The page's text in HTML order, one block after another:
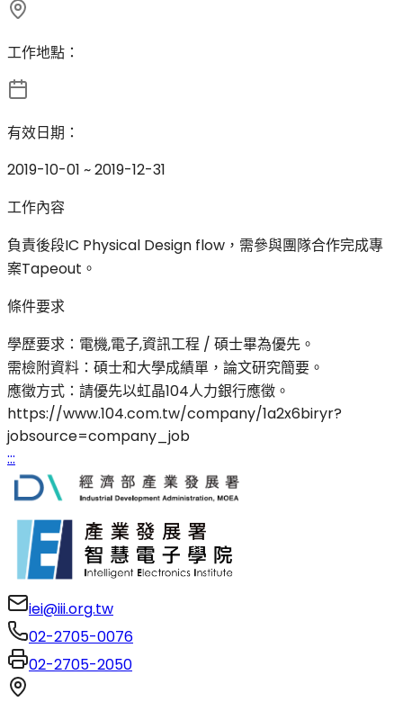
工作地點：
有效日期：
2019-10-01 ~ 2019-12-31
工作內容
負責後段IC Physical Design flow，需參與團隊合作完成專
案Tapeout。
條件要求
學歷要求：電機,電子,資訊工程 / 碩士畢為優先。
需檢附資料：碩士和大學成績單，論文研究簡要。
應徵方式：請優先以虹晶104人力銀行應徵。
https://www.104.com.tw/company/1a2x6biryr?
jobsource=company_job
:::
iei@iii.org.tw
02-2705-0076
02-2705-2050